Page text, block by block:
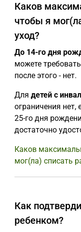
Каков
чтобы я
уход?
До 14-го дня
можете
после этого - нет.
Для детей с
ограничения нет,
25-го дня
достаточно
Каков
мог(ла) списать
Как
ребенком?